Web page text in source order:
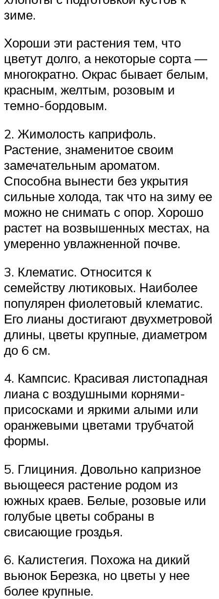
зиме.
Хороши эти растения тем, что
цветут долго, а некоторые сорта —
многократно. Окрас бывает белым,
красным, желтым, розовым и
темно-бордовым.
2. Жимолость каприфоль.
Растение, знаменитое своим
замечательным ароматом.
Способна вынести без укрытия
сильные холода, так что на зиму ее
можно не снимать с опор. Хорошо
растет на возвышенных местах, на
умеренно увлажненной почве.
3. Клематис. Относится к
семейству лютиковых. Наиболее
популярен фиолетовый клематис.
Его лианы достигают двухметровой
длины, цветы крупные, диаметром
до 6 см.
4. Кампсис. Красивая листопадная
лиана с воздушными корнями-
присосками и яркими алыми или
оранжевыми цветами трубчатой
формы.
5. Глициния. Довольно капризное
вьющееся растение родом из
южных краев. Белые, розовые или
голубые цветы собраны в
свисающие гроздья.
6. Калистегия. Похожа на дикий
вьюнок Березка, но цветы у нее
более крупные.